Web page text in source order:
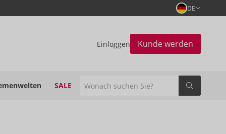
DE
Einloggen Kunde werden
SALE